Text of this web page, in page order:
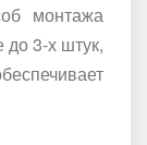
монтажа
до 3-х штук,